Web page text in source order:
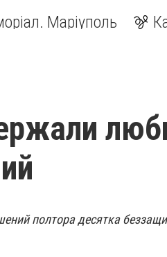
Маріуполь
полтора десятка